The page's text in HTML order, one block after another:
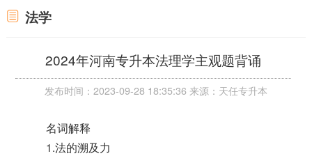
法学
2024年河南专升本法理学主观题背诵
发布时间：2023-09-28 18:35:36 来源：天任专升本
名词解释
1.法的溯及力